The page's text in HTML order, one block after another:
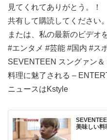
見てくれてありがとう。！
共有して購読してください
または、私の最新のビデオ
#エンタメ #芸能 #国内 #ス
SEVENTEEN スングァン
料理に魅了される –
ニュースはKstyle
美味しい